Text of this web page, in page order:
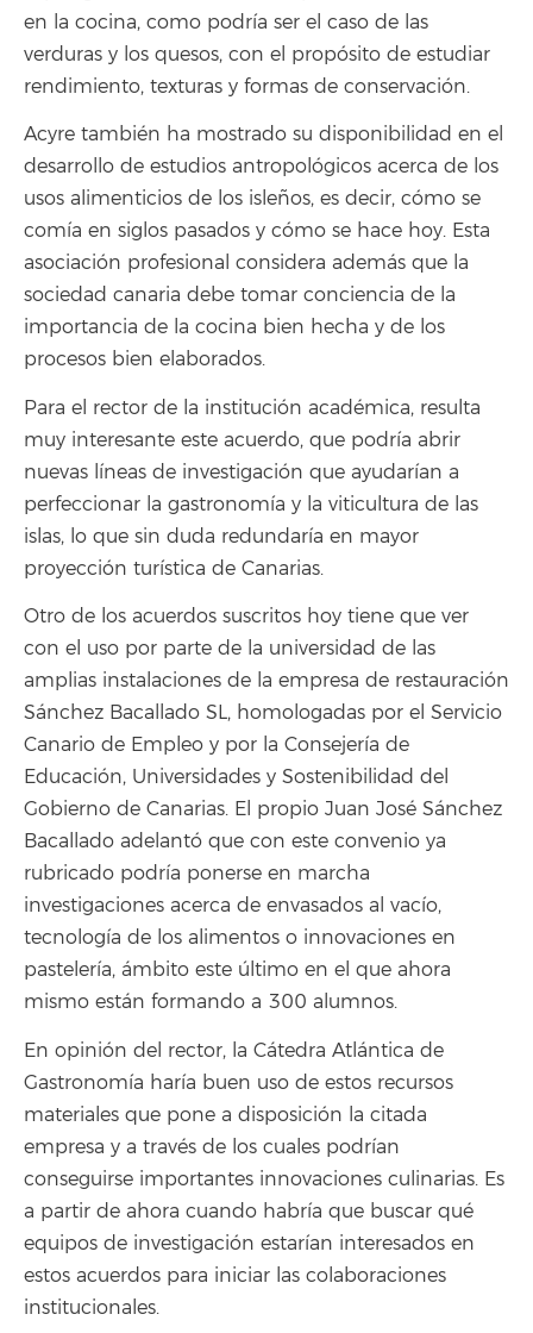
en la cocina, como podría ser el caso de las
verduras y los quesos, con el propósito de estudiar
rendimiento, texturas y formas de conservación.
Acyre también ha mostrado su disponibilidad en el
desarrollo de estudios antropológicos acerca de los
usos alimenticios de los isleños, es decir, cómo se
comía en siglos pasados y cómo se hace hoy. Esta
asociación profesional considera además que la
sociedad canaria debe tomar conciencia de la
importancia de la cocina bien hecha y de los
procesos bien elaborados.
Para el rector de la institución académica, resulta
muy interesante este acuerdo, que podría abrir
nuevas líneas de investigación que ayudarían a
perfeccionar la gastronomía y la viticultura de las
islas, lo que sin duda redundaría en mayor
proyección turística de Canarias.
Otro de los acuerdos suscritos hoy tiene que ver
con el uso por parte de la universidad de las
amplias instalaciones de la empresa de restauración
Sánchez Bacallado SL, homologadas por el Servicio
Canario de Empleo y por la Consejería de
Educación, Universidades y Sostenibilidad del
Gobierno de Canarias. El propio Juan José Sánchez
Bacallado adelantó que con este convenio ya
rubricado podría ponerse en marcha
investigaciones acerca de envasados al vacío,
tecnología de los alimentos o innovaciones en
pastelería, ámbito este último en el que ahora
mismo están formando a 300 alumnos.
En opinión del rector, la Cátedra Atlántica de
Gastronomía haría buen uso de estos recursos
materiales que pone a disposición la citada
empresa y a través de los cuales podrían
conseguirse importantes innovaciones culinarias. Es
a partir de ahora cuando habría que buscar qué
equipos de investigación estarían interesados en
estos acuerdos para iniciar las colaboraciones
institucionales.